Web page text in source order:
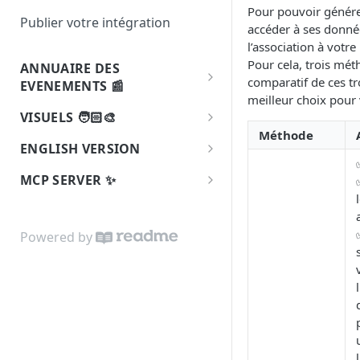
Commandes créée sur un
échéances
Formulaire de don créé
Changement de nom d'une
Paiement remboursé
Paiements par prélèvement
Etats des paiements
Publier votre intégration
ANNUAIRE DES
EVENEMENTS 📰
Consommation des évènements
associatifs HA
VISUELS 🧑🏻‍🎨
Bouton: Se Connecter avec
HelloAsso
Bouton: Payer avec HelloAsso
ENGLISH VERSION
API Overview
MCP SERVER ✨
Powered by
Pour pouvoir
accéder à ses
l’association à
Pour cela, trois
comparatif de ces
meilleur choix
Méthode